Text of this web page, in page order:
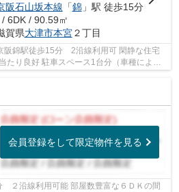
阪石山坂本線 「錦」駅 徒歩15分
/ 6DK / 90.59㎡
賀県大津市本宮２丁目
阪錦駅徒歩15分 2沿線利用可 閑静な住宅
り良好 駐車スペース1台分（車種によ
ー・コンビニ・ドラ...
会員登録をして限定物件を見る
２沿線利用可能 部屋数豊富な６ＤＫの間